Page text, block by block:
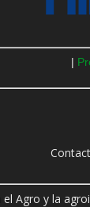
|
Agro y la